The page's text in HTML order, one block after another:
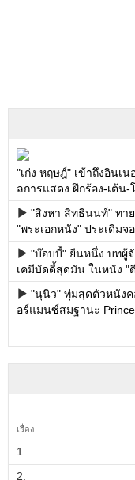
"เก่ง หฤษฎ์" เข้าถึงอินเ
ลการแสดง ฝึกร้อง-เต้น
"สิงหา สิทธินนท์" ทา
"พระเอกหนัง" ประเดิมจ
"บ๊อบบี้" ยืนหนึ่ง บทผู้
เคมีบัดดี้สุดมัน ในหนัง "
"นุนิว" ทุ่มสุดตัวหนังค
อร์แมนซ์สมฐานะ
เรื่อง
1.
2.